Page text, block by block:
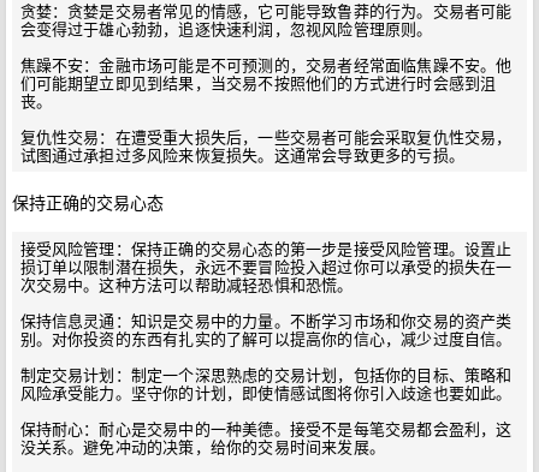
贪婪：贪婪是交易者常见的情感，它可能导致鲁莽的行为。交易者可能
会变得过于雄心勃勃，追逐快速利润，忽视风险管理原则。
焦躁不安：金融市场可能是不可预测的，交易者经常面临焦躁不安。他
们可能期望立即见到结果，当交易不按照他们的方式进行时会感到沮
丧。
复仇性交易：在遭受重大损失后，一些交易者可能会采取复仇性交易，
保持正确的交易心态
接受风险管理：保持正确的交易心态的第一步是接受风险管理。设置止
损订单以限制潜在损失，永远不要冒险投入超过你可以承受的损失在一
次交易中。这种方法可以帮助减轻恐惧和恐慌。
保持信息灵通：知识是交易中的力量。不断学习市场和你交易的资产类
别。对你投资的东西有扎实的了解可以提高你的信心，减少过度自信。
制定交易计划：制定一个深思熟虑的交易计划，包括你的目标、策略和
风险承受能力。坚守你的计划，即使情感试图将你引入歧途也要如此。
保持耐心：耐心是交易中的一种美德。接受不是每笔交易都会盈利，这
没关系。避免冲动的决策，给你的交易时间来发展。